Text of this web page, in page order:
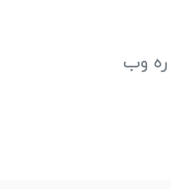
ره وب